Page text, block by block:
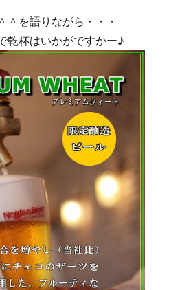
＾を語りながら・・・
乾杯はいかがですかー♪